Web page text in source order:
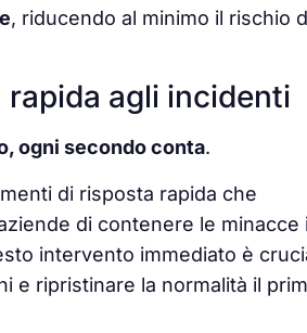
, riducendo al minimo il rischio
rapida agli incidenti
ogni secondo conta.
di risposta rapida che
di contenere le minacce
intervento immediato è
e ripristinare la normalità il